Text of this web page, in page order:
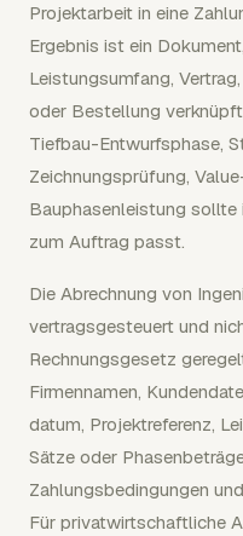
Projektarbeit in eine
Ergebnis ist ein
Leistungsumfang,
oder Bestellung
Tiefbau-Entwurfsphase,
Zeichnungsprüfung,
Bauphasenleistung sollte
zum Auftrag passt.
Die Abrechnung von
vertragsgesteuert und
Rechnungsgesetz
Firmennamen,
datum, Projektreferenz,
Sätze oder
Zahlungsbedingungen
Für privatwirtschaftliche